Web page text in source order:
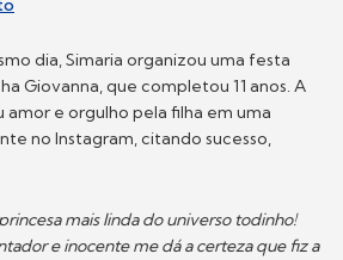
dia, Simaria organizou uma festa
Giovanna, que completou 11 anos. A
amor e orgulho pela filha em uma
no Instagram, citando sucesso,
mais linda do universo todinho!
e inocente me dá a certeza que fiz a